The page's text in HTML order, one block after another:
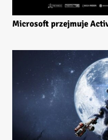
Microsoft przejmuje